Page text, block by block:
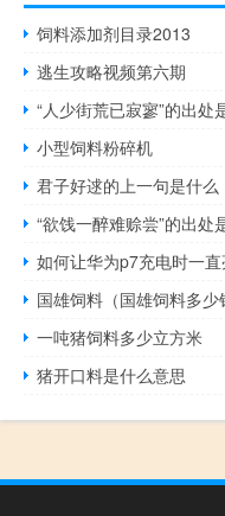
饲料添加剂目录2013
逃生攻略视频第六期
“人少街荒已寂寥”的出处
小型饲料粉碎机
君子好逑的上一句是什么
“欲饯一醉难赊尝”的出处
如何让华为p7充电时一
国雄饲料（国雄饲料多少
一吨猪饲料多少立方米
猪开口料是什么意思